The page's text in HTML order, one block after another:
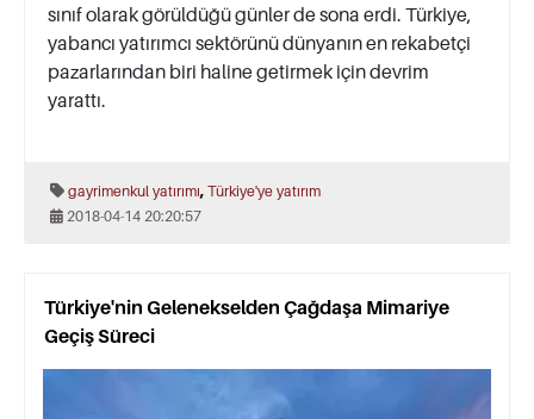
sınıf olarak görüldüğü günler de sona erdi. Türkiye,
yabancı yatırımcı sektörünü dünyanın en rekabetçi
pazarlarından biri haline getirmek için devrim
yarattı.
gayrimenkul yatırımı, Türkiye'ye yatırım
2018-04-14 20:20:57
Türkiye'nin Gelenekselden Çağdaşa Mimariye
Geçiş Süreci